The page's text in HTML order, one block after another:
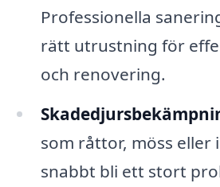
Professionella
rätt utrustning för
och renovering.
som råttor, möss eller
snabbt bli ett stort